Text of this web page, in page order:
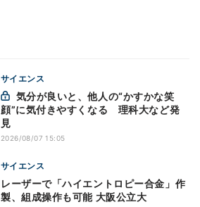
サイエンス
顔”に気付きやすくなる 理科大など発
見
2026/08/07 15:05
サイエンス
レーザーで「ハイエントロピー合金」作
製、組成操作も可能 大阪公立大